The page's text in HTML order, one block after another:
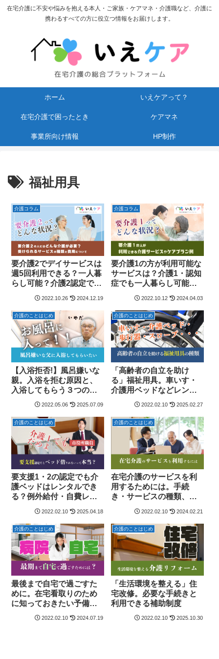
在宅介護に不安や悩みを抱える本人・ご家族・ケアマネ・介護職など、介護に
携わるすべての方に役立つ情報をお届けします。
ホーム いえケアって？
在宅介護で困ったとき ケアマネ
事業所向け情報 HP制作
福祉用具
介護コラム
要介護2でデイサービスは
週5回利用できる？一人暮
らし可能？介護2認定で利
てわかりやすく解説
（2024年介護報酬改定
版）
2022.10.26 2024.12.19
介護コラム
要介護1の方が利用可能な
サービスは？介護1・認知
症でも一人暮らし可能？
年報酬改定版)
2022.10.12 2024.04.03
介護のことはじめ
【入浴拒否!】風呂嫌いな
親。入浴を拒む原因と、
入浴してもらう３つの方
2022.05.06 2025.07.09
介護のことはじめ
「高齢者の自立を助け
る」福祉用具。車いす・
介護用ベッドなどレンタ
ル可能な13種目と購入対
象5種類をわかりやすく解
説。
2022.02.10 2025.02.27
介護のことはじめ
要支援1・2の認定でも介
護ベッドはレンタルでき
る？例外給付・自費レン
をわかりやすく解説
2022.02.10 2025.04.18
介護のことはじめ
在宅介護のサービスを利
用するためには。手続
き・サービスの種類、保
2022.02.10 2024.02.21
介護のことはじめ
最後まで自宅で過ごすた
めに。在宅看取りのため
に知っておきたい予備知
識と心構え
2022.02.10 2024.07.19
介護のことはじめ
「生活環境を整える」住
宅改修。必要な手続きと
利用できる補助制度
2022.02.10 2025.10.30